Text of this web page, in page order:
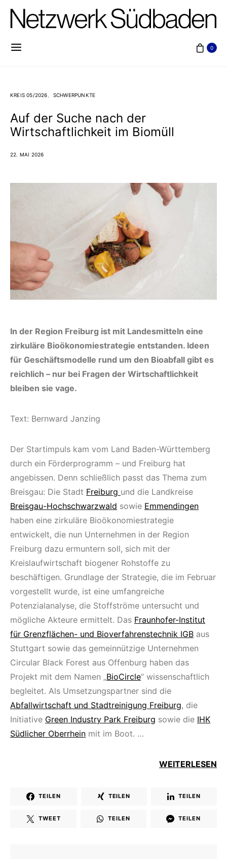
0
KREIS 05/2026 SCHWERPUNKTE
Auf der Suche nach der
Wirtschaftlichkeit im Biomüll
22. MAI 2026
In der Region Freiburg ist mit Landesmitteln eine
zirkuläre Bio­ökonomiestrategie entstanden. Ideen
für Geschäftsmodelle rund um den Bioabfall gibt es
reichlich – nur bei Fragen der Wirtschaftlichkeit
bleiben sie vage.
Text: Bernward Janzing
Der Startimpuls kam vom Land Baden-Württemberg
durch ein Förderprogramm – und Freiburg hat
angebissen. Denn schließlich passt das Thema zum
Breisgau: Die Stadt Freiburg und die Landkreise
Breisgau-Hochschwarzwald sowie Emmendingen
haben eine zirkuläre Bioökonomiestrategie
entwickelt, die nun Unternehmen in der Region
Freiburg dazu ermuntern soll, sich mit der
Kreislaufwirtschaft biogener Rohstoffe zu
beschäftigen. Grundlage der Strategie, die im Februar
vorgestellt wurde, ist eine umfangreiche
Potenzialanalyse, die Stoffströme untersucht und
mögliche Akteure ermittelt. Das Fraunhofer-Institut
für Grenzflächen- und Bioverfahrenstechnik IGB aus
Stuttgart sowie das gemeinnützige Unternehmen
Circular Black Forest aus Offenburg haben das
Projekt mit dem Namen „BioCircle“ wissenschaftlich
begleitet. Als Umsetzungspartner sind die
Abfallwirtschaft und Stadtreinigung Freiburg, die
Initiative Green Industry Park Freiburg sowie die IHK
Südlicher Oberrhein mit im Boot. …
WEITERLESEN
TEILEN TEILEN TEILEN
TWEET TEILEN TEILEN